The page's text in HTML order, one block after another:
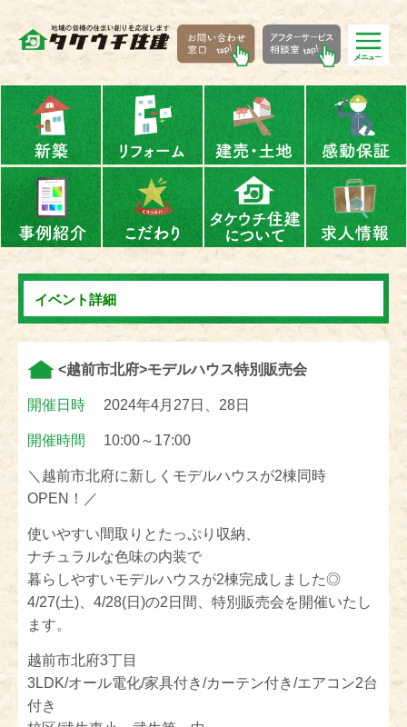
イベント詳細
<越前市北府>モデルハウス特別販売会
開催日時 2024年4月27日、28日
開催時間 10:00～17:00
＼越前市北府に新しくモデルハウスが2棟同時
OPEN！／
使いやすい間取りとたっぷり収納、
ナチュラルな色味の内装で
暮らしやすいモデルハウスが2棟完成しました◎
4/27(土)、4/28(日)の2日間、特別販売会を開催いたし
ます。
越前市北府3丁目
3LDK/オール電化/家具付き/カーテン付き/エアコン2台
付き